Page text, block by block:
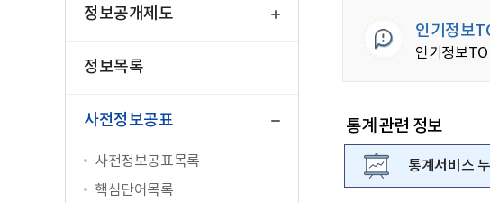
정보공개제도
정보목록
사전정보공표
사전정보공표목록
핵심단어목록
인기정보
인기정보
통계 관련 정보
통계서비스